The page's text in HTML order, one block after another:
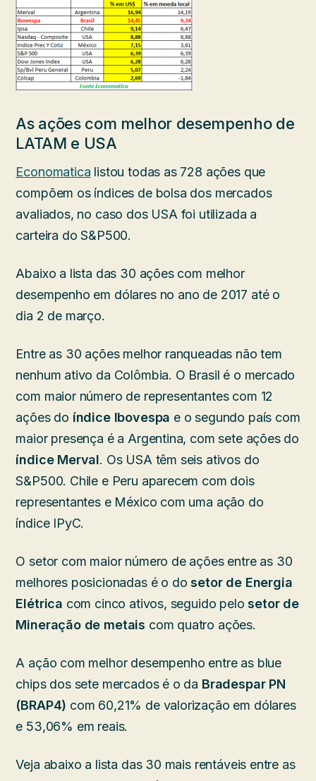
As ações com melhor desempenho de
LATAM e USA
Economatica listou todas as 728 ações que
compõem os índices de bolsa dos mercados
avaliados, no caso dos USA foi utilizada a
carteira do S&P500.
Abaixo a lista das 30 ações com melhor
desempenho em dólares no ano de 2017 até o
dia 2 de março.
Entre as 30 ações melhor ranqueadas não tem
nenhum ativo da Colômbia. O Brasil é o mercado
com maior número de representantes com 12
ações do índice Ibovespa e o segundo país com
maior presença é a Argentina, com sete ações do
índice Merval. Os USA têm seis ativos do
S&P500. Chile e Peru aparecem com dois
representantes e México com uma ação do
índice IPyC.
O setor com maior número de ações entre as 30
melhores posicionadas é o dosetor de Energia
Elétrica com cinco ativos, seguido pelosetor de
Mineração de metais com quatro ações.
A ação com melhor desempenho entre as blue
chips dos sete mercados é o da Bradespar PN
(BRAP4) com 60,21% de valorização em dólares
e 53,06% em reais.
Veja abaixo a lista das 30 mais rentáveis entre as